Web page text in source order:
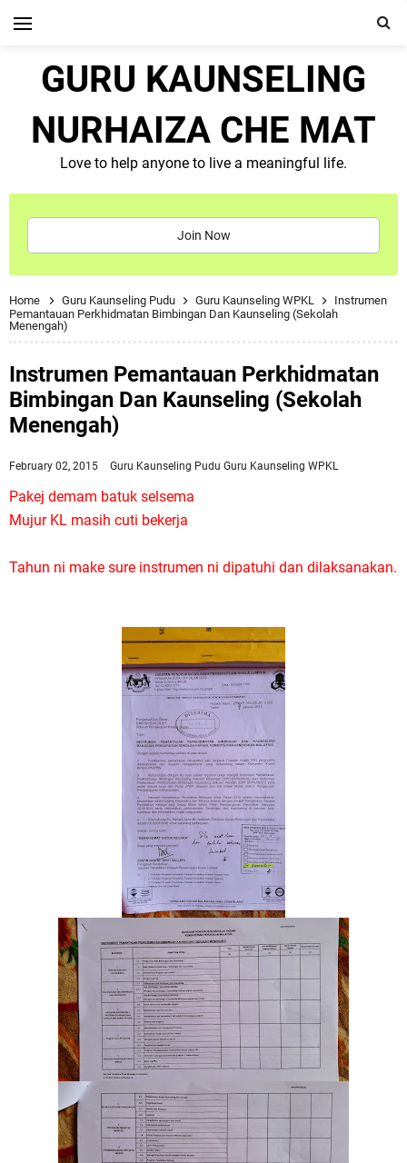
GURU KAUNSELING
NURHAIZA CHE MAT
Love to help anyone to live a meaningful life.
Join Now
Home Guru Kaunseling Pudu Guru Kaunseling WPKL
Instrumen
Pemantauan Perkhidmatan Bimbingan Dan Kaunseling (Sekolah
Menengah)
Instrumen Pemantauan Perkhidmatan
Bimbingan Dan Kaunseling (Sekolah
Menengah)
February 02, 2015 Guru Kaunseling Pudu Guru Kaunseling WPKL
Pakej demam batuk selsema
Mujur KL masih cuti bekerja
Tahun ni make sure instrumen ni dipatuhi dan dilaksanakan.